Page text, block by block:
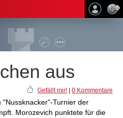
aus
Gefällt mir! 0 Kommentare
Turnier der
Morozevich punktete für die